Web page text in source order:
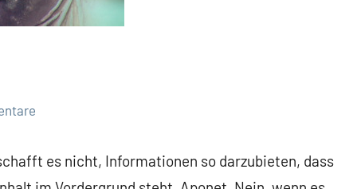
es nicht, Informationen so darzubieten, dass